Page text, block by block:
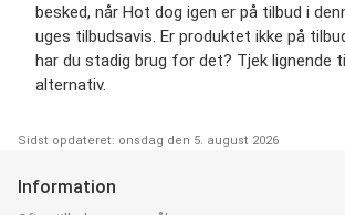
besked, når Hot dog igen er på tilbud i
uges tilbudsavis. Er produktet ikke på
har du stadig brug for det? Tjek lignende
alternativ.
Sidst opdateret: onsdag den 5. august 2026
Information